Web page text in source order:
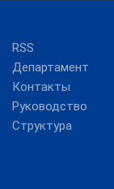
RSS
Департамент
Контакты
Руководство
Структура